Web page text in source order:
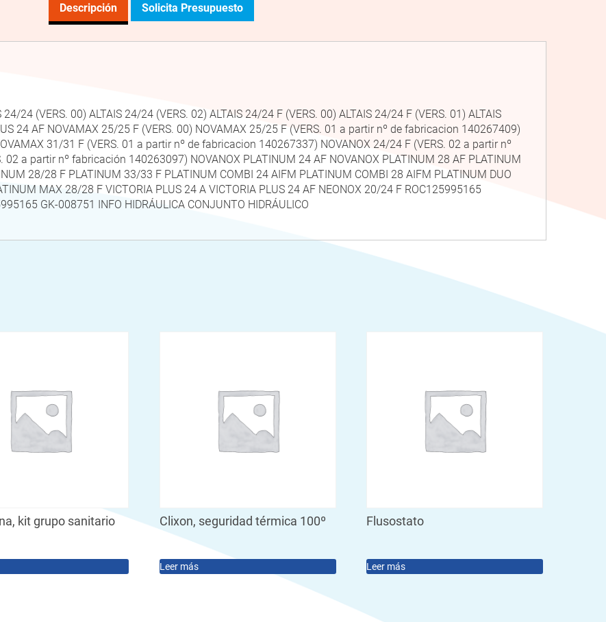
Descripción Solicita Presupuesto
24 (VERS. 00) ALTAIS 24/24 (VERS. 02) ALTAIS 24/24 F (VERS. 00) ALTAIS 24/24 F (VERS. 01) ALTAIS
24 AF NOVAMAX 25/25 F (VERS. 00) NOVAMAX 25/25 F (VERS. 01 a partir nº de fabricacion 140267409)
31/31 F (VERS. 01 a partir nº de fabricacion 140267337) NOVANOX 24/24 F (VERS. 02 a partir nº
a partir nº fabricación 140263097) NOVANOX PLATINUM 24 AF NOVANOX PLATINUM 28 AF PLATINUM
28/28 F PLATINUM 33/33 F PLATINUM COMBI 24 AIFM PLATINUM COMBI 28 AIFM PLATINUM DUO
MAX 28/28 F VICTORIA PLUS 24 A VICTORIA PLUS 24 AF NEONOX 20/24 F ROC125995165
GK-008751 INFO HIDRÁULICA CONJUNTO HIDRÁULICO
kit grupo sanitario Clixon, seguridad térmica 100º
Leer más
Flusostato
Leer más